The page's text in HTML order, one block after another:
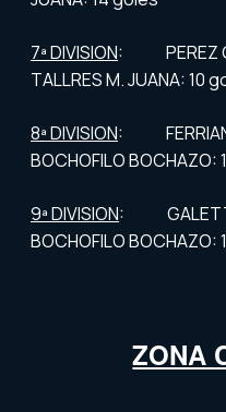
7ª DIVISION: PEREZ
TALLRES M. JUANA: 10
8ª DIVISION:
BOCHOFILO BOCHAZO:
9ª DIVISION:
BOCHOFILO BOCHAZO:
ZONA